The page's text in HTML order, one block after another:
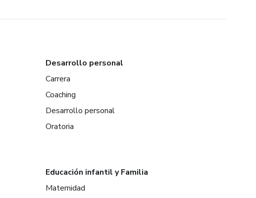
Desarrollo personal
Carrera
Coaching
Desarrollo personal
Oratoria
Educación infantil y Familia
Maternidad